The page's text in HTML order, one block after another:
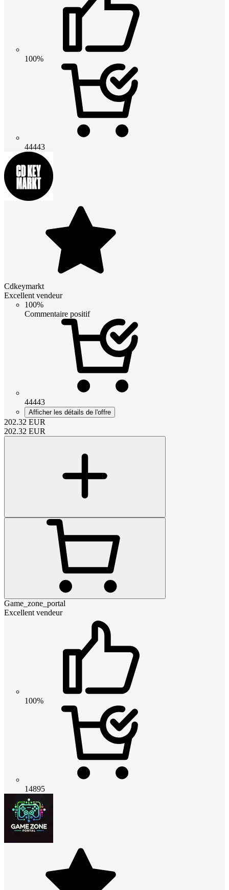
100%
44443
Cdkeymarkt
Excellent vendeur
100%
Commentaire positif
44443
Afficher les détails de l'offre
202.32 EUR
202.32 EUR
Game_zone_portal
Excellent vendeur
100%
14895